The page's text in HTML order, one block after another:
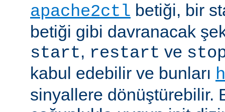
apache2ctl betiği, bir
betiği gibi davranacak
start, restart ve
kabul edebilir ve bunları
sinyallere dönüştürebilir.